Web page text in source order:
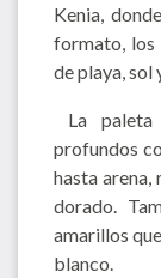
Kenia,
formato, los
de playa, sol
La
profundos
hasta
dorado.
amarillos
blanco.